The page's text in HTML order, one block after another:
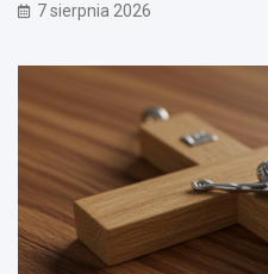
7 sierpnia 2026